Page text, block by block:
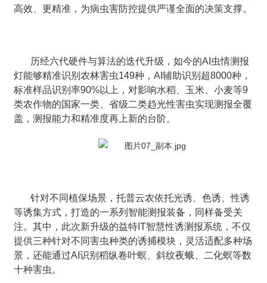
高效、更精准，为病虫害防控提供严谨全面的决策支撑。
历经六代硬件与算法的迭代升级，如今的AI虫情测报
灯能够精准识别农林害虫149种，AI辅助识别超8000种，
标准样品识别率90%以上，对影响水稻、玉米、小麦等9
类农作物的国家一类、省级二类趋光性害虫实现测报全覆
盖，测报能力和精准度再上新的台阶。
针对不同植保场景，托普云农依托光诱、色诱、性诱
等诱集方式，打造的一系列智能测报装备，同样备受关
注。其中，此次新升级的益特IT智慧性诱测报系统，不仅
提供三种针对不同害虫种类的诱捕模块，灵活适配多种场
景，还能通过AI识别稻纵卷叶螟、斜纹夜蛾、二化螟等数
十种害虫。